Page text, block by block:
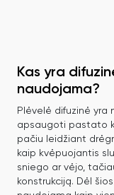
Kas yra
naudojama?
Plėvelė difuzinė
apsaugoti pastato
pačiu leidžiant
kaip kvėpuojantis
sniego ar vėjo,
konstrukciją. Dėl